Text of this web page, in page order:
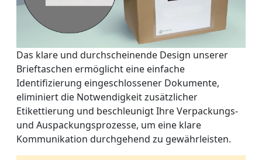
Das klare und durchscheinende Design unserer
Brieftaschen ermöglicht eine einfache
Identifizierung eingeschlossener Dokumente,
eliminiert die Notwendigkeit zusätzlicher
Etikettierung und beschleunigt Ihre Verpackungs-
und Auspackungsprozesse, um eine klare
Kommunikation durchgehend zu gewährleisten.